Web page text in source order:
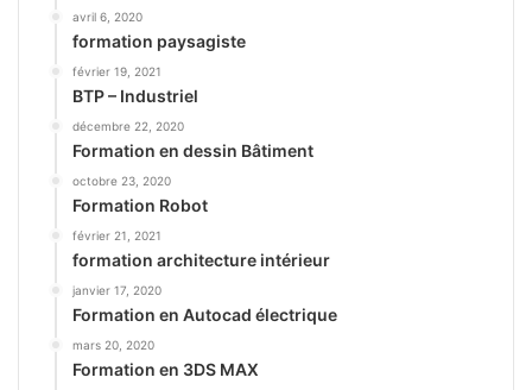
avril 6, 2020
formation paysagiste
février 19, 2021
BTP – Industriel
décembre 22, 2020
Formation en dessin Bâtiment
octobre 23, 2020
Formation Robot
février 21, 2021
formation architecture intérieur
janvier 17, 2020
Formation en Autocad électrique
mars 20, 2020
Formation en 3DS MAX